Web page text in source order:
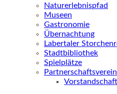
Naturerlebnispfad
Museen
Gastronomie
Übernachtung
Labertaler
Stadtbibliothek
Spielplätze
Vorstandschaft